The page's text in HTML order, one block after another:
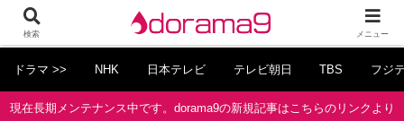
ドラマ >> NHK 日本テレビ テレビ朝日 TBS フジ
現在長期メンテナンス中です。dorama9の新規記事はこちらのリンクより
検索 メニュー